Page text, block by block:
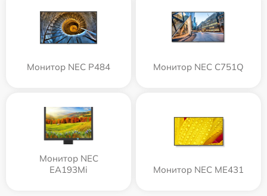
Монитор NEC P484 Монитор NEC C751Q
Монитор NEC
EA193Mi
Монитор NEC ME431